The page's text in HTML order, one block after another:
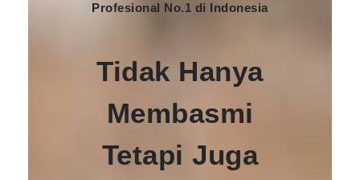
Profesional No.1 di Indonesia
Tidak Hanya
Membasmi
Tetapi Juga